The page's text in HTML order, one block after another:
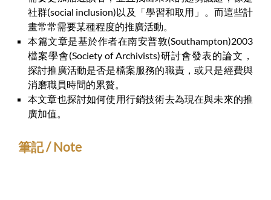
社群(social inclusion)以及「學習和取用」。而這些計
畫常常需要某種程度的推廣活動。
本篇文章是基於作者在南安普敦(Southampton)2003
檔案學會(Society of Archivists)研討會發表的論文，
探討推廣活動是否是檔案服務的職責，或只是經費與
消磨職員時間的累贅。
本文章也探討如何使用行銷技術去為現在與未來的推
廣加值。
筆記 / Note